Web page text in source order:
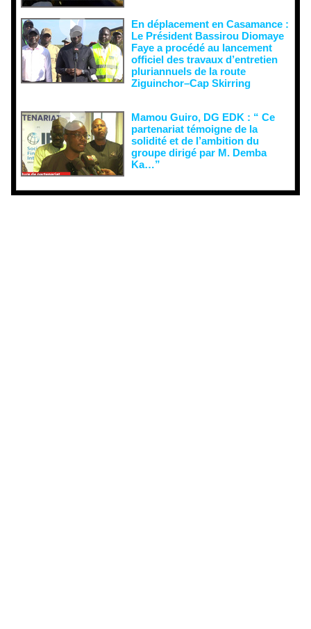
En déplacement en Casamance :
Le Président Bassirou Diomaye
Faye a procédé au lancement
officiel des travaux d’entretien
pluriannuels de la route
Ziguinchor–Cap Skirring
Mamou Guiro, DG EDK : “ Ce
partenariat témoigne de la
solidité et de l’ambition du
groupe dirigé par M. Demba
Ka…”